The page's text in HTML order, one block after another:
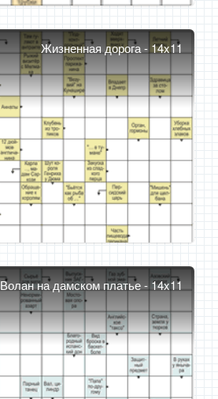
Жизненная дорога - 14x11
Волан на дамском платье - 14x11